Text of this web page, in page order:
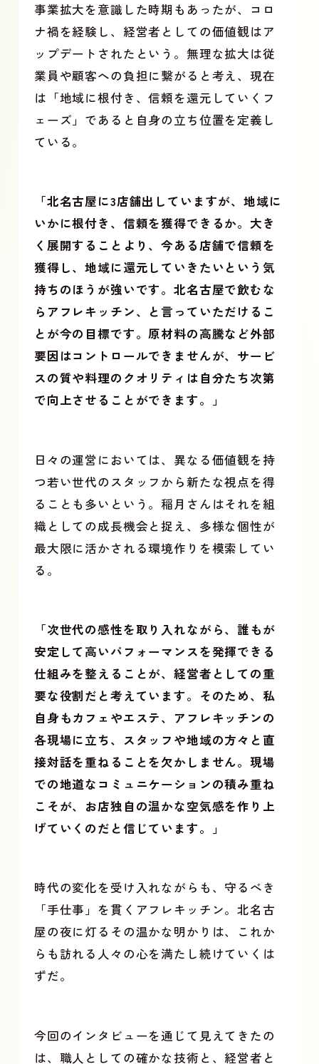
事業拡大を意識した時期もあったが、コロ
ナ禍を経験し、経営者としての価値観はア
ップデートされたという。無理な拡大は従
業員や顧客への負担に繋がると考え、現在
は「地域に根付き、信頼を還元していくフ
ェーズ」であると自身の立ち位置を定義し
ている。
「北名古屋に3店舗出していますが、地域に
いかに根付き、信頼を獲得できるか。大き
く展開することより、今ある店舗で信頼を
獲得し、地域に還元していきたいという気
持ちのほうが強いです。北名古屋で飲むな
らアフレキッチン、と言っていただけるこ
とが今の目標です。原材料の高騰など外部
要因はコントロールできませんが、サービ
スの質や料理のクオリティは自分たち次第
で向上させることができます。」
日々の運営においては、異なる価値観を持
つ若い世代のスタッフから新たな視点を得
ることも多いという。稲月さんはそれを組
織としての成長機会と捉え、多様な個性が
最大限に活かされる環境作りを模索してい
る。
「次世代の感性を取り入れながら、誰もが
安定して高いパフォーマンスを発揮できる
仕組みを整えることが、経営者としての重
要な役割だと考えています。そのため、私
自身もカフェやエステ、アフレキッチンの
各現場に立ち、スタッフや地域の方々と直
接対話を重ねることを欠かしません。現場
での地道なコミュニケーションの積み重ね
こそが、お店独自の温かな空気感を作り上
げていくのだと信じています。」
時代の変化を受け入れながらも、守るべき
「手仕事」を貫くアフレキッチン。北名古
屋の夜に灯るその温かな明かりは、これか
らも訪れる人々の心を満たし続けていくは
ずだ。
今回のインタビューを通じて見えてきたの
は、職人としての確かな技術と、経営者と